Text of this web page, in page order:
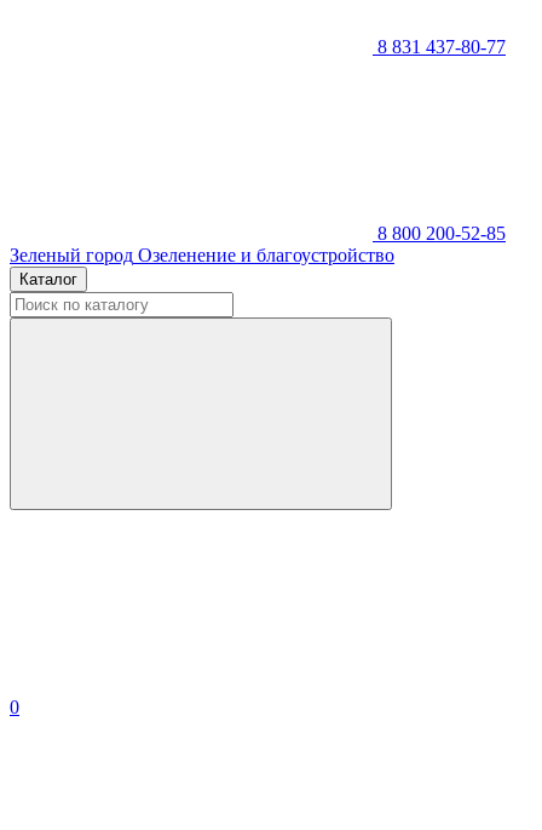
8 831 437-80-77
8 800 200-52-85
Зеленый город Озеленение и благоустройство
Каталог
0